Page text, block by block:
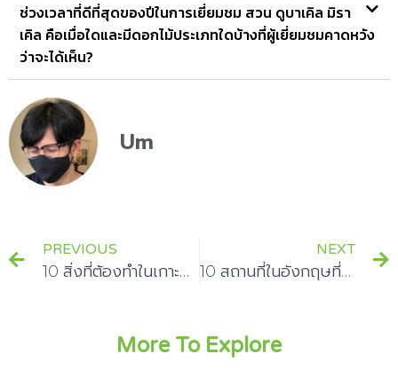
ช่วงเวลาที่ดีที่สุดของปีในการเยี่ยมชม สวน ดูบาเคิล มิรา
เคิล คือเมื่อใดและมีดอกไม้ประเภทใดบ้างที่ผู้เยี่ยมชมคาดหวัง
ว่าจะได้เห็น?
Um
PREVIOUS
10 สิ่งที่ต้องทำในเกาะหลีเป๊ะ ประเทศไทย
NEXT
10 สถานที่ในอังกฤษที่ควรไปเยือนในวันหยุด
More To Explore